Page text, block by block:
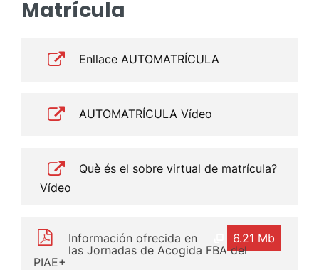
Matrícula
Enllace AUTOMATRÍCULA
AUTOMATRÍCULA Vídeo
Què és el sobre virtual de matrícula?
Vídeo
6.21 Mb
Información ofrecida en
las Jornadas de Acogida FBA del
PIAE+